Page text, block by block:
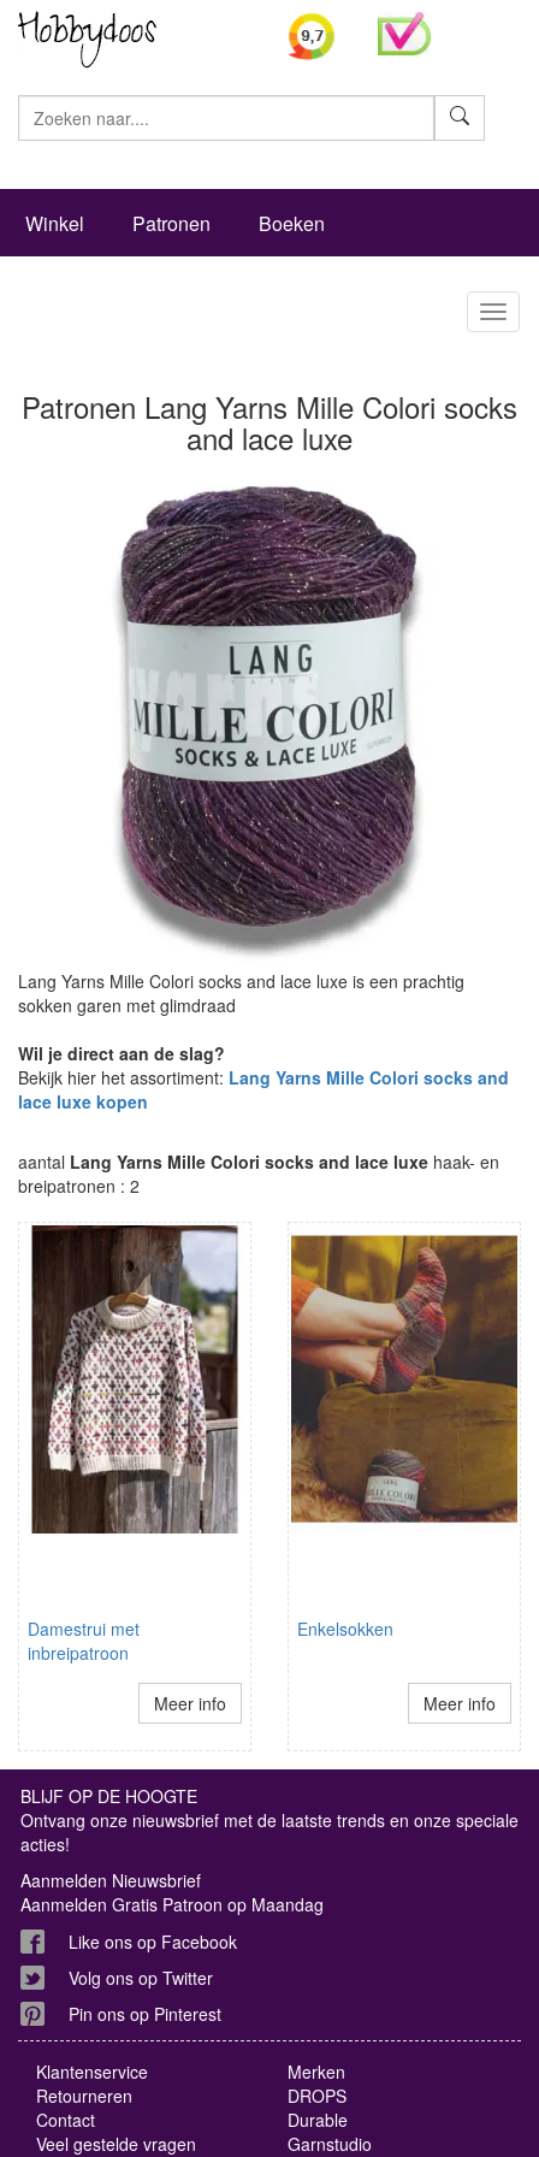
Winkel Patronen Boeken
Patronen Lang Yarns Mille Colori socks
and lace luxe
Lang Yarns Mille Colori socks and lace luxe is een prachtig
sokken garen met glimdraad
Wil je direct aan de slag?
Bekijk hier het assortiment: Lang Yarns Mille Colori socks and
lace luxe kopen
aantal Lang Yarns Mille Colori socks and lace luxe haak- en
breipatronen : 2
Damestrui met
inbreipatroon
Meer info
Enkelsokken
Meer info
BLIJF OP DE HOOGTE
Ontvang onze nieuwsbrief met de laatste trends en onze speciale
acties!
Aanmelden Nieuwsbrief
Aanmelden Gratis Patroon op Maandag
Like ons op Facebook
Volg ons op Twitter
Pin ons op Pinterest
Klantenservice
Retourneren
Contact
Veel gestelde vragen
Merken
DROPS
Durable
Garnstudio